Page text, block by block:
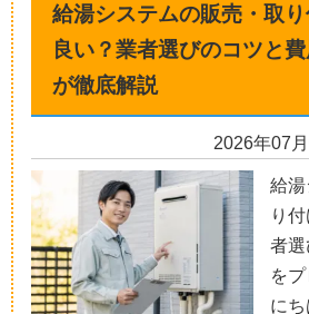
給湯システムの販売・取
良い？業者選びのコツと
が徹底解説
2026年07
給湯
り
者
を
に